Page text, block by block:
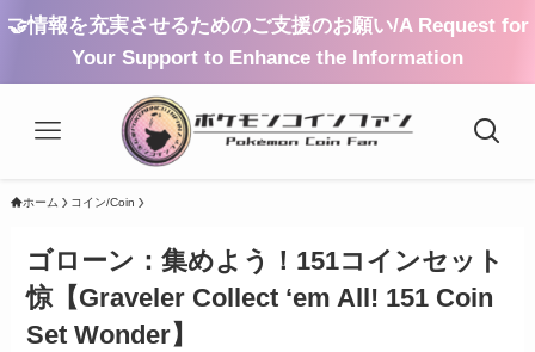
🤝情報を充実させるためのご支援のお願い/A Request for
Your Support to Enhance the Information
ホーム コイン/Coin
ゴローン：集めよう！151コインセット
惊【Graveler Collect ‘em All! 151 Coin
Set Wonder】